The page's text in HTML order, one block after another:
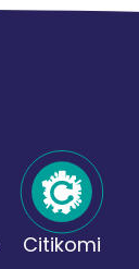
Citikomi